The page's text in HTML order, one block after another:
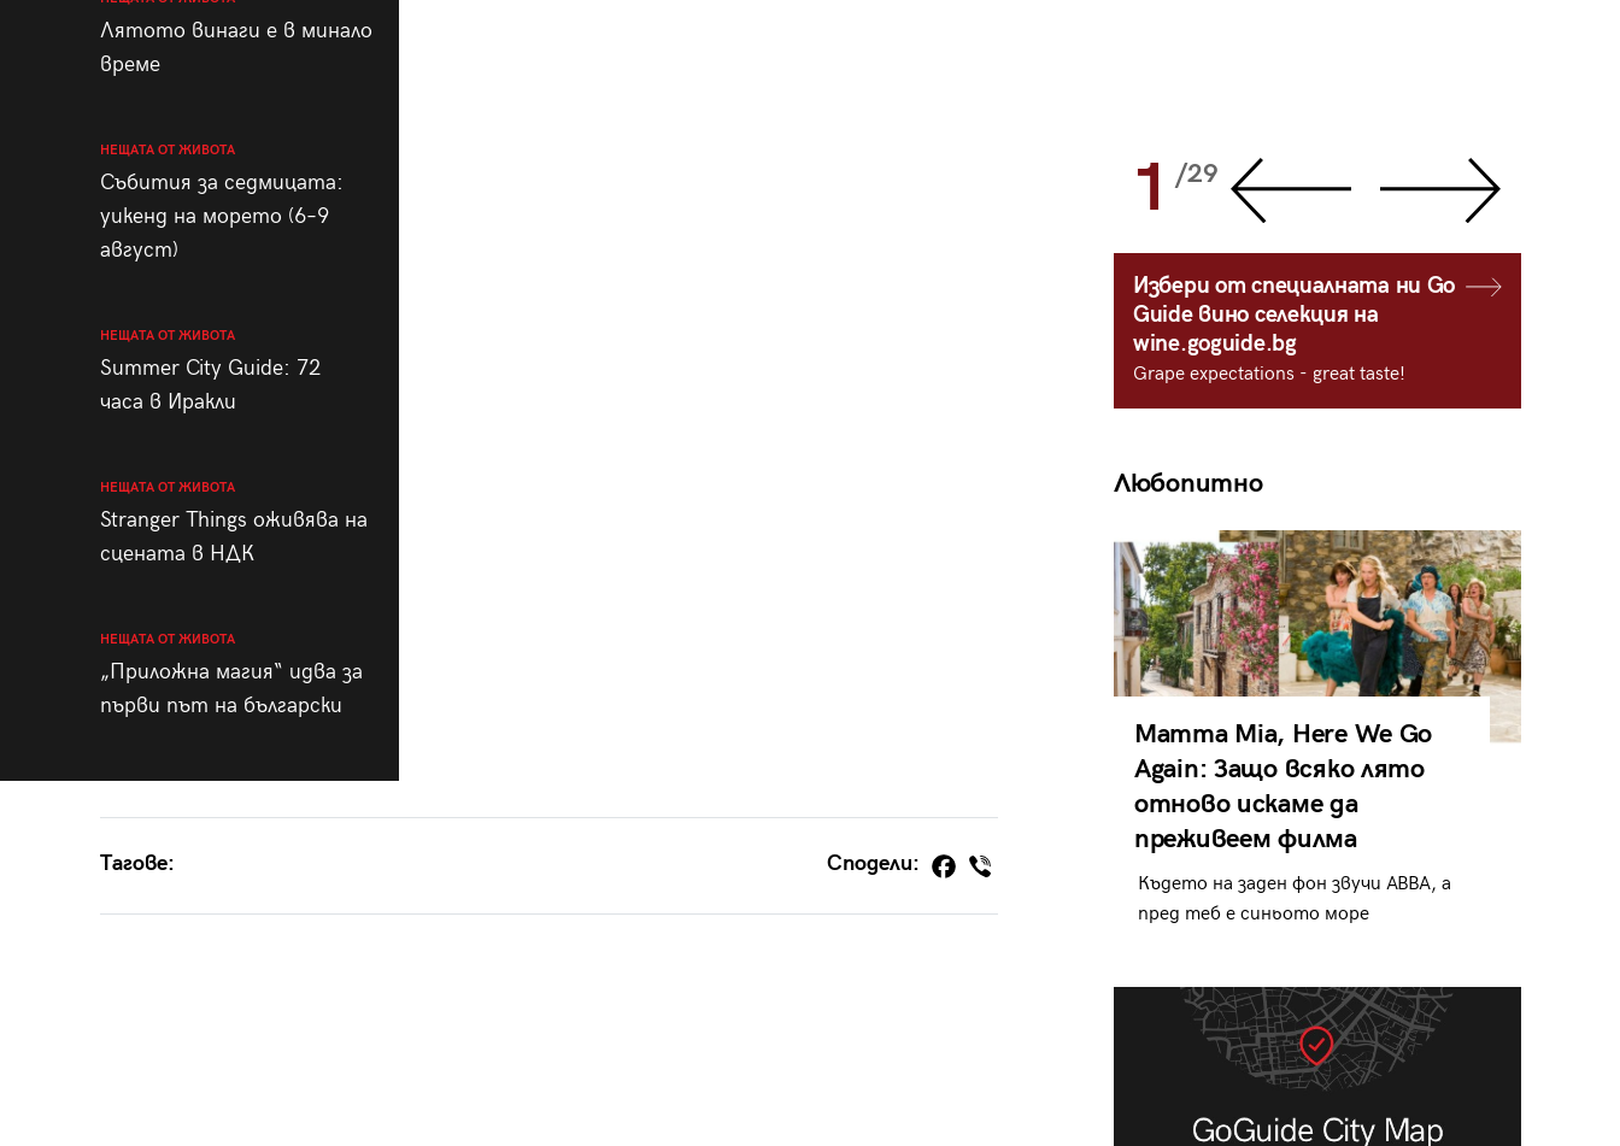
Лятото винаги е в минало
време
НЕЩАТА ОТ ЖИВОТА
Събития за седмицата:
уикенд на морето (6–9
август)
НЕЩАТА ОТ ЖИВОТА
Summer City Guide: 72
часа в Иракли
НЕЩАТА ОТ ЖИВОТА
Stranger Things оживява на
сцената в НДК
НЕЩАТА ОТ ЖИВОТА
„Приложна магия“ идва за
първи път на български
Тагове: Сподели:
28 1 /29
Избери от специалната ни Go
Guide вино селекция на
wine.goguide.bg
Grape expectations - great taste!
Любопитно
Mamma Mia, Here We Go
Again: Защо всяко лято
отново искаме да
преживеем филма
Където на заден фон звучи ABBA, а
пред теб е синьото море